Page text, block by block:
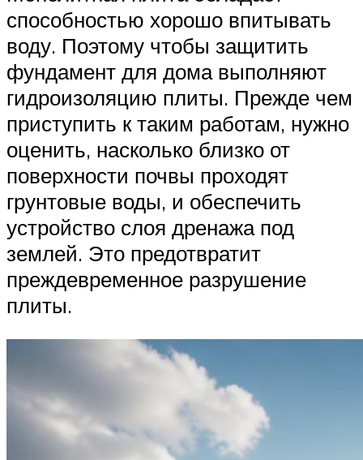
способностью хорошо впитывать
воду. Поэтому чтобы защитить
фундамент для дома выполняют
гидроизоляцию плиты. Прежде чем
приступить к таким работам, нужно
оценить, насколько близко от
поверхности почвы проходят
грунтовые воды, и обеспечить
устройство слоя дренажа под
землей. Это предотвратит
преждевременное разрушение
плиты.